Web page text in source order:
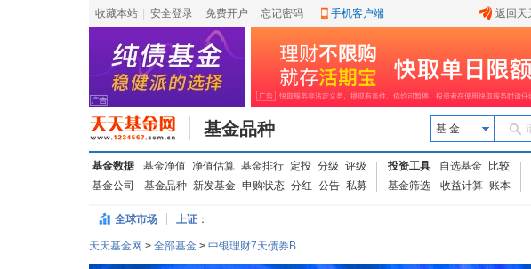
收藏本站 安全登录 免费开户 忘记密码 手机客户端 返回天
基金品种 基 金
基金数据 基金净值 净值估算 基金排行 定投 分级 评级
基金公司
基金品种 新发基金 申购状态 分红 公告 私募
投资工具 自选基金
比较
基金筛选
收益计算 账本
全球市场 上证：
天天基金网 > 全部基金 > 中银理财7天债券B